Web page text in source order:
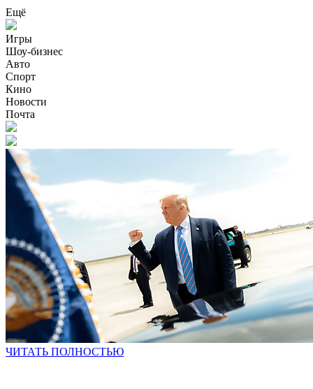
Ещё
Игры
Шоу-бизнес
Авто
Спорт
Кино
Новости
Почта
ЧИТАТЬ ПОЛНОСТЬЮ